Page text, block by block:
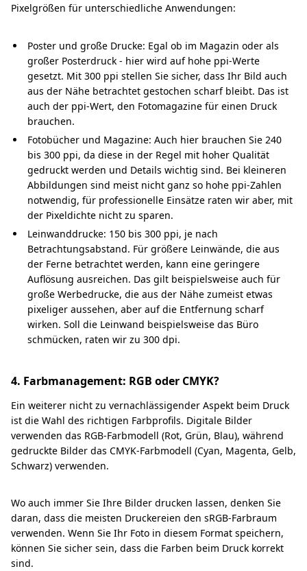
Pixelgrößen für unterschiedliche Anwendungen:
Poster und große Drucke: Egal ob im Magazin oder als
großer Posterdruck - hier wird auf hohe ppi-Werte
gesetzt. Mit 300 ppi stellen Sie sicher, dass Ihr Bild auch
aus der Nähe betrachtet gestochen scharf bleibt. Das ist
auch der ppi-Wert, den Fotomagazine für einen Druck
brauchen.
Fotobücher und Magazine: Auch hier brauchen Sie 240
bis 300 ppi, da diese in der Regel mit hoher Qualität
gedruckt werden und Details wichtig sind. Bei kleineren
Abbildungen sind meist nicht ganz so hohe ppi-Zahlen
notwendig, für professionelle Einsätze raten wir aber, mit
der Pixeldichte nicht zu sparen.
Leinwanddrucke: 150 bis 300 ppi, je nach
Betrachtungsabstand. Für größere Leinwände, die aus
der Ferne betrachtet werden, kann eine geringere
Auflösung ausreichen. Das gilt beispielsweise auch für
große Werbedrucke, die aus der Nähe zumeist etwas
pixeliger aussehen, aber auf die Entfernung scharf
wirken. Soll die Leinwand beispielsweise das Büro
schmücken, raten wir zu 300 dpi.
4. Farbmanagement: RGB oder CMYK?
Ein weiterer nicht zu vernachlässigender Aspekt beim Druck
ist die Wahl des richtigen Farbprofils. Digitale Bilder
verwenden das RGB-Farbmodell (Rot, Grün, Blau), während
gedruckte Bilder das CMYK-Farbmodell (Cyan, Magenta, Gelb,
Schwarz) verwenden.
Wo auch immer Sie Ihre Bilder drucken lassen, denken Sie
daran, dass die meisten Druckereien den sRGB-Farbraum
verwenden. Wenn Sie Ihr Foto in diesem Format speichern,
können Sie sicher sein, dass die Farben beim Druck korrekt
sind.